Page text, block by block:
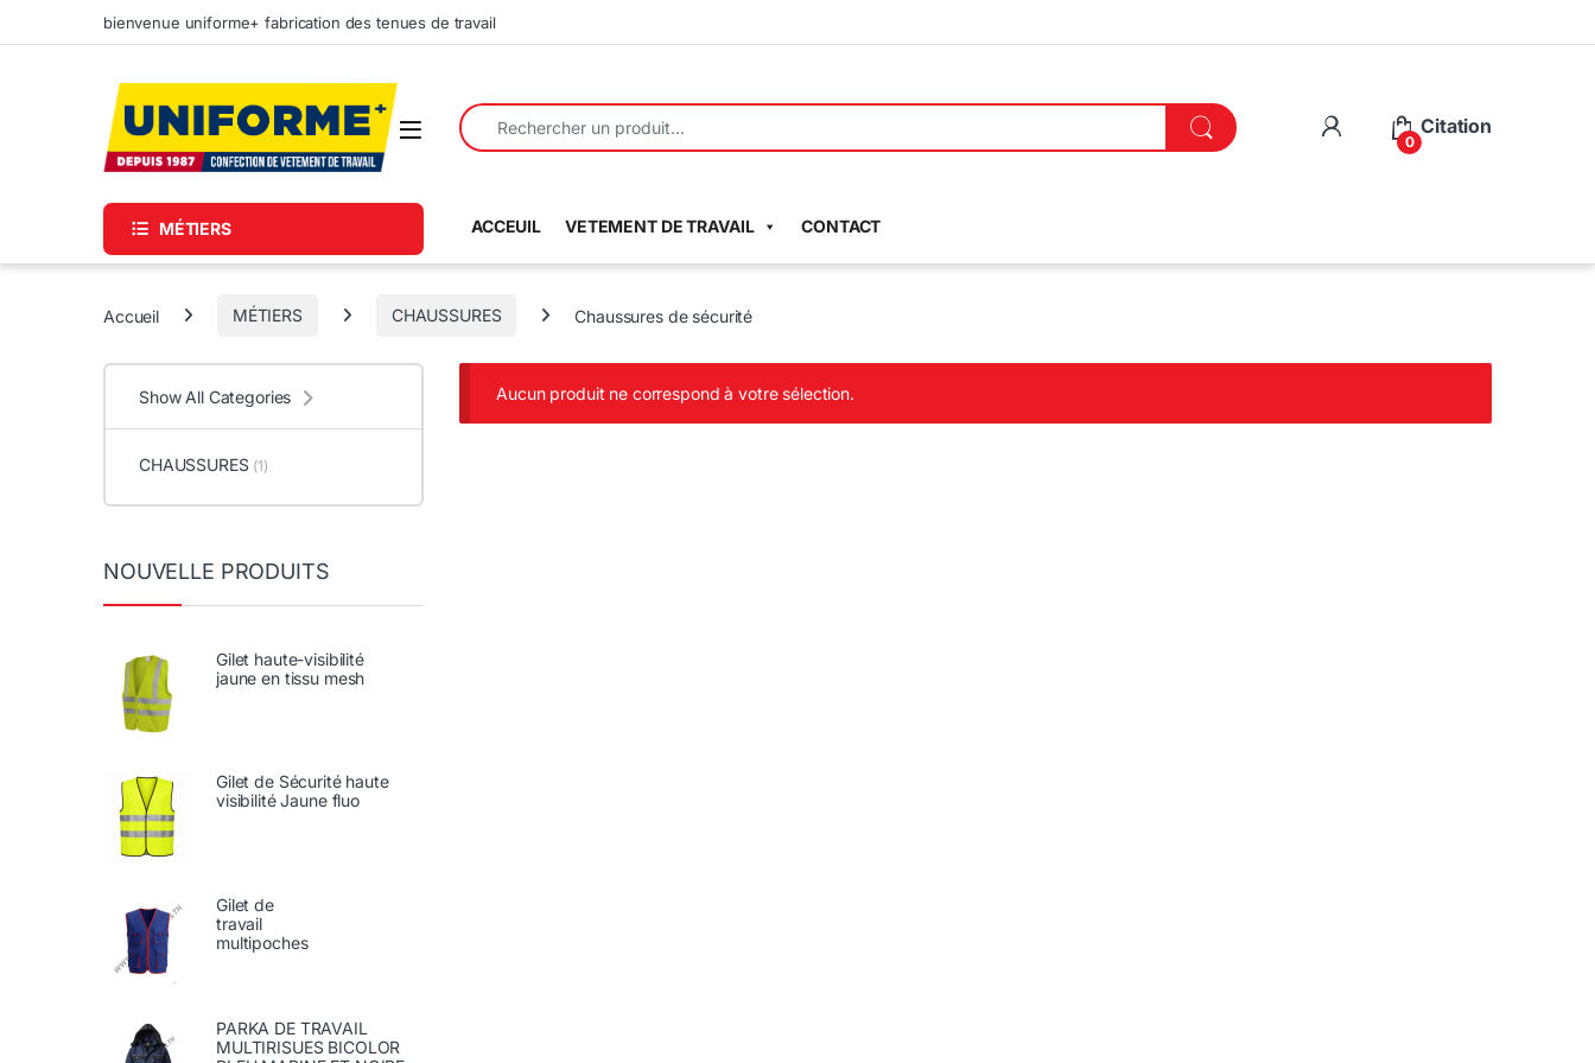
Skip to navigation
Skip to contentbienvenue uniforme+ fabrication des tenues de travail
Search for:
0
Citation
MÉTIERS ACCEUIL VETEMENT DE TRAVAIL CONTACT
Accueil MÉTIERS CHAUSSURES Chaussures de sécurité
Aucun produit ne correspond à votre sélection.
Show All Categories
CHAUSSURES (1)
NOUVELLE PRODUITS
Gilet haute-visibilité
jaune en tissu mesh
Gilet de Sécurité haute
visibilité Jaune fluo
Gilet de
travail
multipoches
PARKA DE TRAVAIL
MULTIRISUES BICOLOR